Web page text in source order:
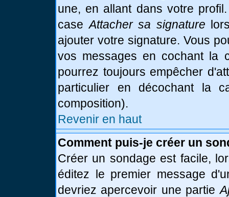
une, en allant dans votre
caseAttacher sa signature
ajouter votre signature. Vous
vos messages en cochant la
pourrez toujours empêcher
particulier en décochant la
composition).
Revenir en haut
Comment puis-je créer un
Créer un sondage est facile,
éditez le premier message
devriez apercevoir une partie